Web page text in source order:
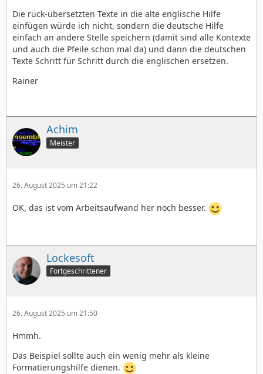
Die rück-übersetzten Texte in die alte englische Hilfe
einfügen würde ich nicht, sondern die deutsche Hilfe
einfach an andere Stelle speichern (damit sind alle Kontexte
und auch die Pfeile schon mal da) und dann die deutschen
Texte Schritt für Schritt durch die englischen ersetzen.
Rainer
Achim
Meister
26. August 2025 um 21:22
OK, das ist vom Arbeitsaufwand her noch besser.
Lockesoft
Fortgeschrittener
26. August 2025 um 21:50
Hmmh.
Das Beispiel sollte auch ein wenig mehr als kleine
Formatierungshilfe dienen.